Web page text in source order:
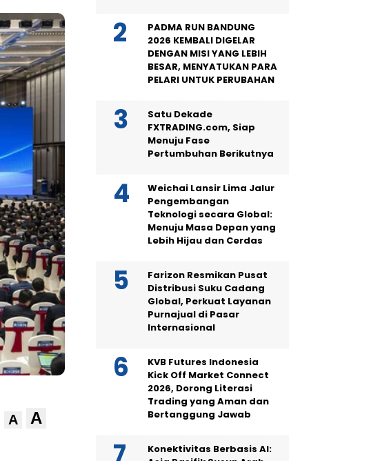
A A
PADMA RUN BANDUNG
2026 KEMBALI DIGELAR
DENGAN MISI YANG LEBIH
BESAR, MENYATUKAN PARA
PELARI UNTUK PERUBAHAN
Satu Dekade
FXTRADING.com, Siap
Menuju Fase
Pertumbuhan Berikutnya
Weichai Lansir Lima Jalur
Pengembangan
Teknologi secara Global:
Menuju Masa Depan yang
Lebih Hijau dan Cerdas
Farizon Resmikan Pusat
Distribusi Suku Cadang
Global, Perkuat Layanan
Purnajual di Pasar
Internasional
KVB Futures Indonesia
Kick Off Market Connect
2026, Dorong Literasi
Trading yang Aman dan
Bertanggung Jawab
Konektivitas Berbasis AI: